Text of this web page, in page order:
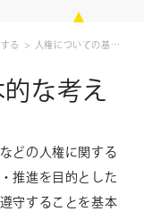
る 人権についての基本的な考え
な考え
どの人権に関する
推進を目的とした
守することを基本